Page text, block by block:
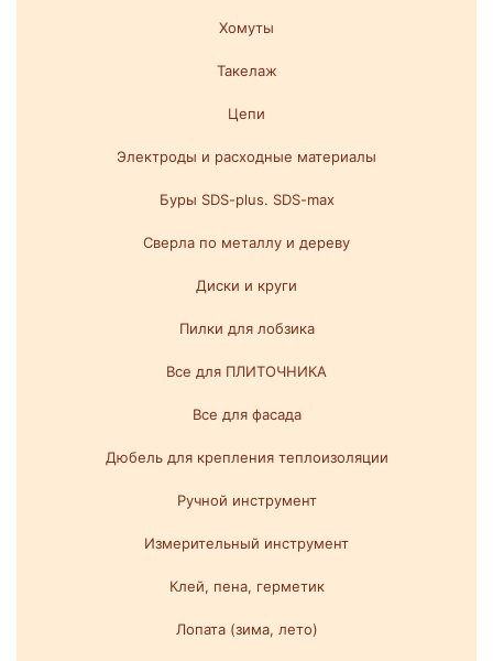
Хомуты
Такелаж
Цепи
Электроды и расходные материалы
Буры SDS-plus. SDS-max
Сверла по металлу и дереву
Диски и круги
Пилки для лобзика
Все для ПЛИТОЧНИКА
Все для фасада
Дюбель для крепления теплоизоляции
Ручной инструмент
Измерительный инструмент
Клей, пена, герметик
Лопата (зима, лето)